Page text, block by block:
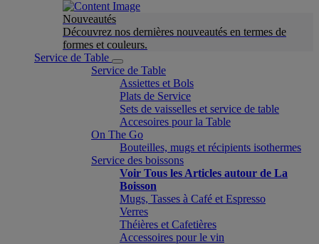
Nouveautés
Découvrez nos dernières nouveautés en termes de
formes et couleurs.
Service de Table
Service de Table
Assiettes et Bols
Plats de Service
Sets de vaisselles et service de table
Accesoires pour la Table
On The Go
Bouteilles, mugs et récipients isothermes
Service des boissons
Voir Tous les Articles autour de La
Boisson
Mugs, Tasses à Café et Espresso
Verres
Théières et Cafetières
Accessoires pour le vin